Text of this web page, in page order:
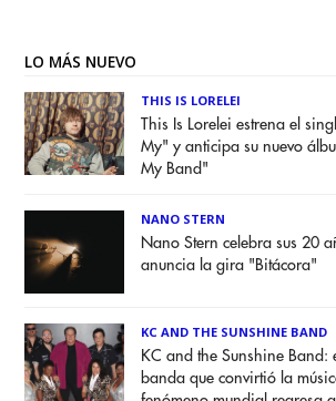
LO MÁS NUEVO
THIS IS LORELEI
This Is Lorelei estrena el
My" y anticipa su nuevo
My Band"
NANO STERN
Nano Stern celebra sus 20
anuncia la gira "Bitácora"
KC AND THE SUNSHINE BAND
KC and the Sunshine Band:
banda que convirtió la